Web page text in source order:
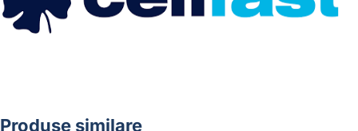
Produse similare